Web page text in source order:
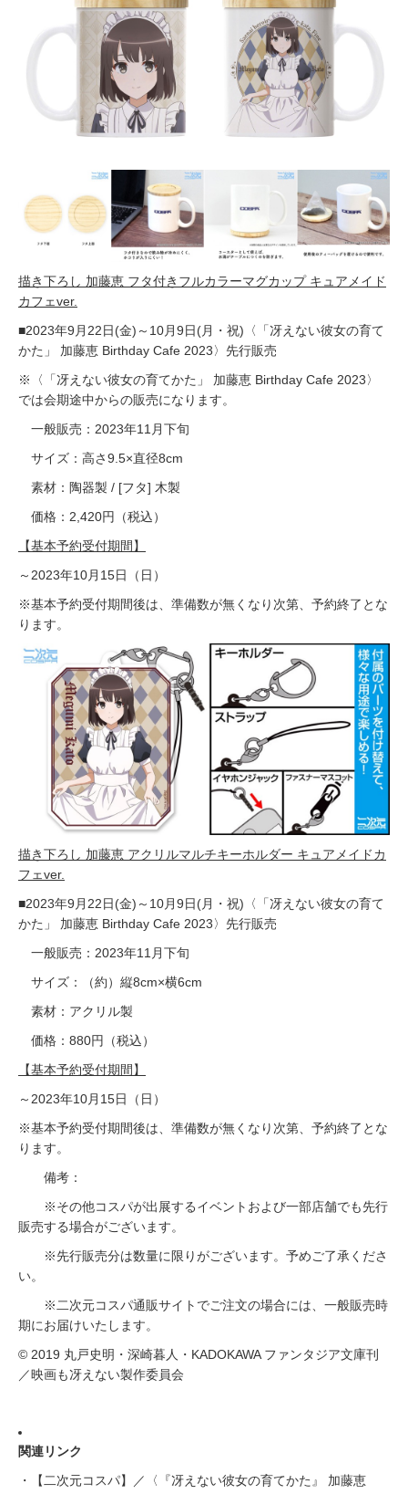
描き下ろし 加藤恵 フタ付きフルカラーマグカップ キュアメイド
カフェver.
■2023年9月22日(金)～10月9日(月・祝)〈「冴えない彼女の育て
かた」 加藤恵 Birthday Cafe 2023〉先行販売
※〈「冴えない彼女の育てかた」 加藤恵 Birthday Cafe 2023〉
では会期途中からの販売になります。
一般販売：2023年11月下旬
サイズ：高さ9.5×直径8cm
素材：陶器製 / [フタ] 木製
価格：2,420円（税込）
【基本予約受付期間】
～2023年10月15日（日）
※基本予約受付期間後は、準備数が無くなり次第、予約終了とな
ります。
描き下ろし 加藤恵 アクリルマルチキーホルダー キュアメイドカ
フェver.
■2023年9月22日(金)～10月9日(月・祝)〈「冴えない彼女の育て
かた」 加藤恵 Birthday Cafe 2023〉先行販売
一般販売：2023年11月下旬
サイズ：（約）縦8cm×横6cm
素材：アクリル製
価格：880円（税込）
【基本予約受付期間】
～2023年10月15日（日）
※基本予約受付期間後は、準備数が無くなり次第、予約終了とな
ります。
備考：
※その他コスパが出展するイベントおよび一部店舗でも先行
販売する場合がございます。
※先行販売分は数量に限りがございます。予めご了承くださ
い。
※二次元コスパ通販サイトでご注文の場合には、一般販売時
期にお届けいたします。
© 2019 丸戸史明・深崎暮人・KADOKAWA ファンタジア文庫刊
／映画も冴えない製作委員会
関連リンク
・【二次元コスパ】／〈『冴えない彼女の育てかた』 加藤恵